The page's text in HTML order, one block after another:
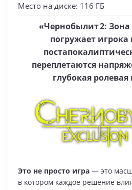
Место на диске: 116 ГБ
«Чернобылит 2:
погружает
переплетаются
глубокая
Это не просто игра — это
в котором каждое решение